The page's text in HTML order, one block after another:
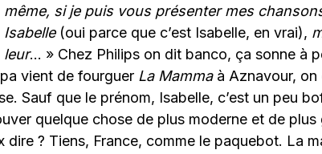
même, si je puis vous présenter mes
Isabelle (oui parce que c’est Isabelle, en vrai),
leur… » Chez Philips on dit banco, ça sonne à
vient de fourguer La Mammaà Aznavour, on
Sauf que le prénom, Isabelle, c’est un peu
quelque chose de plus moderne et de plus
? Tiens, France, comme le paquebot. La